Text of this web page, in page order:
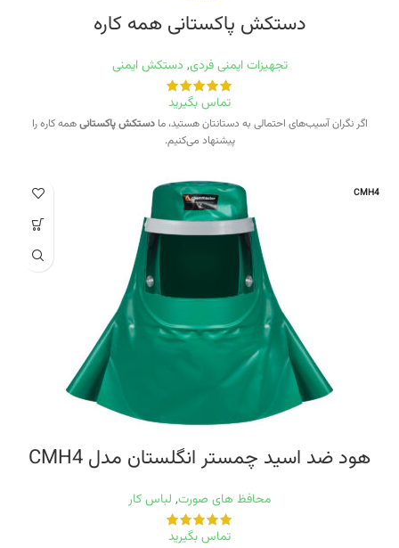
دستکش پاکستانی همه کاره
تجهیزات ایمنی فردی, دستکش ایمنی
تماس بگیرید
اگر نگران آسیب‌های احتمالی به دستانتان هستید، مادستکش پاکستانیهمه کاره را
پیشنهاد می‌کنیم.
CMH4
هود ضد اسید چمستر انگلستان مدل CMH4
محافظ های صورت, لباس کار
تماس بگیرید